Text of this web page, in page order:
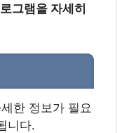
그램을 자세히
한 정보가 필요
니다.